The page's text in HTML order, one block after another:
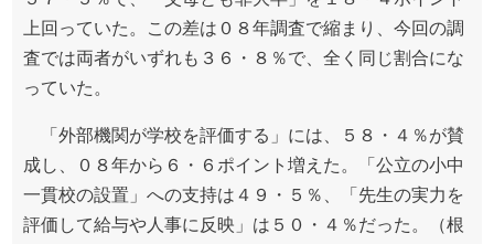
上回っていた。この差は０８年調査で縮まり、今回の調
査では両者がいずれも３６・８％で、全く同じ割合にな
っていた。
「外部機関が学校を評価する」には、５８・４％が賛
成し、０８年から６・６ポイント増えた。「公立の小中
一貫校の設置」への支持は４９・５％、「先生の実力を
評価して給与や人事に反映」は５０・４％だった。（根